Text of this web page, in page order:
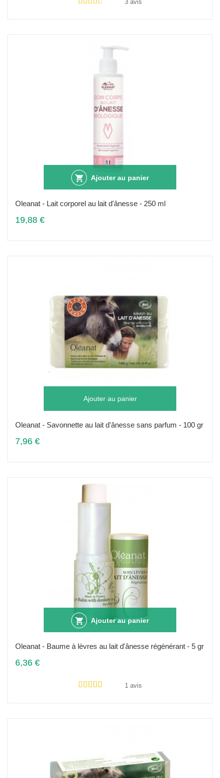
3 avis
Ajouter au panier
Oleanat - Lait corporel au lait d'ânesse - 250 ml
19,88 €
Ajouter au panier
Oleanat - Savonnette au lait d'ânesse sans parfum - 100 gr
7,96 €
Ajouter au panier
Oleanat - Baume à lèvres au lait d'ânesse régénérant - 5 gr
6,36 €
1 avis